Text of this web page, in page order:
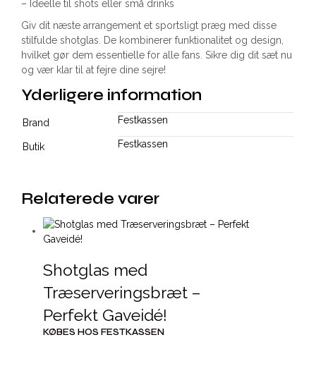
– Ideelle til shots eller små drinks
Giv dit næste arrangement et sportsligt præg med disse
stilfulde shotglas. De kombinerer funktionalitet og design,
hvilket gør dem essentielle for alle fans. Sikre dig dit sæt nu
og vær klar til at fejre dine sejre!
Yderligere information
Brand Festkassen
Butik Festkassen
Relaterede varer
Shotglas med
Træserveringsbræt –
Perfekt Gaveidé!
KØBES HOS FESTKASSEN